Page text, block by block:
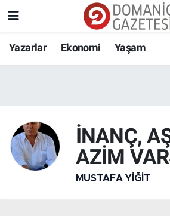
Yazarlar Ekonomi Yaşam
İNANÇ,
AZİM
MUSTAFA YIĞIT